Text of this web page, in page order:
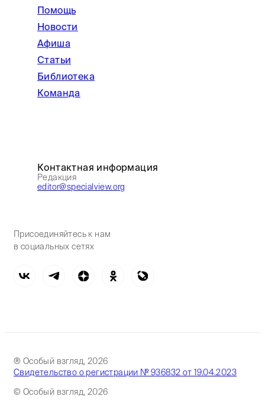
Помощь
Новости
Афиша
Статьи
Библиотека
Команда
Контактная информация
Редакция
editor@specialview.org
Присоединяйтесь к нам
в социальных сетях
® Особый взгляд, 2026
Свидетельство о регистрации № 936832 от 19.04.2023
© Особый взгляд, 2026